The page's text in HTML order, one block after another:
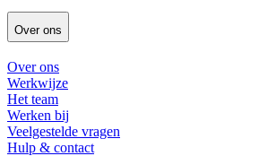
Over ons
Over ons
Werkwijze
Het team
Werken bij
Veelgestelde vragen
Hulp & contact